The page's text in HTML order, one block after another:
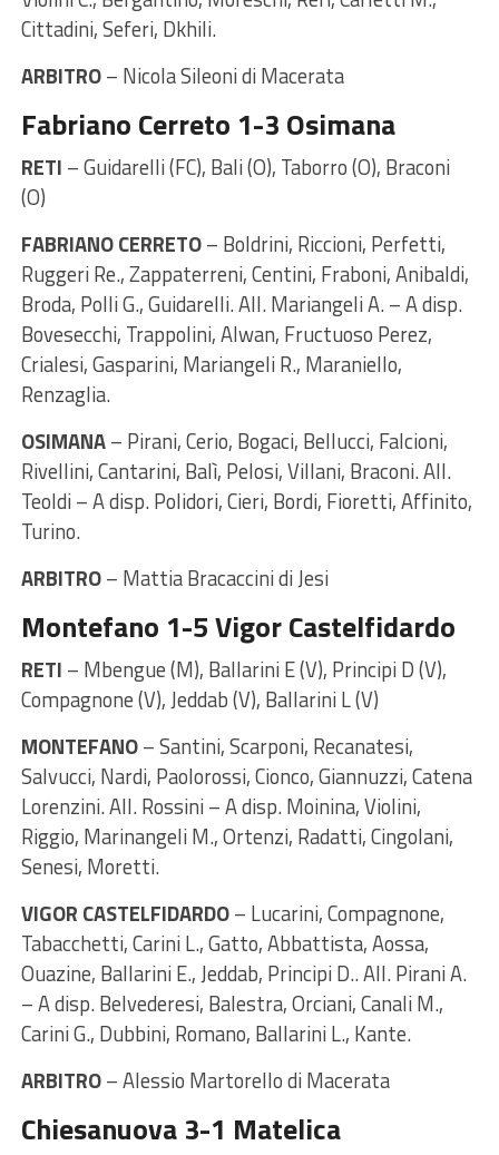
Cittadini, Seferi, Dkhili.
ARBITRO– Nicola Sileoni di Macerata
Fabriano Cerreto 1-3 Osimana
RETI – Guidarelli (FC), Bali (O), Taborro (O), Braconi
(O)
FABRIANO CERRETO– Boldrini, Riccioni, Perfetti,
Ruggeri Re., Zappaterreni, Centini, Fraboni, Anibaldi,
Broda, Polli G., Guidarelli. All. Mariangeli A. – A disp.
Bovesecchi, Trappolini, Alwan, Fructuoso Perez,
Crialesi, Gasparini, Mariangeli R., Maraniello,
Renzaglia.
OSIMANA– Pirani, Cerio, Bogaci, Bellucci, Falcioni,
Rivellini, Cantarini, Balì, Pelosi, Villani, Braconi. All.
Teoldi – A disp. Polidori, Cieri, Bordi, Fioretti, Affinito,
Turino.
ARBITRO– Mattia Bracaccini di Jesi
Montefano 1-5 Vigor Castelfidardo
RETI – Mbengue (M), Ballarini E (V), Principi D (V),
Compagnone (V), Jeddab (V), Ballarini L (V)
MONTEFANO– Santini, Scarponi, Recanatesi,
Salvucci, Nardi, Paolorossi, Cionco, Giannuzzi, Catena
Lorenzini. All. Rossini – A disp. Moinina, Violini,
Riggio, Marinangeli M., Ortenzi, Radatti, Cingolani,
Senesi, Moretti.
VIGOR CASTELFIDARDO– Lucarini, Compagnone,
Tabacchetti, Carini L., Gatto, Abbattista, Aossa,
Ouazine, Ballarini E., Jeddab, Principi D.. All. Pirani A.
– A disp. Belvederesi, Balestra, Orciani, Canali M.,
Carini G., Dubbini, Romano, Ballarini L., Kante.
ARBITRO– Alessio Martorello di Macerata
Chiesanuova 3-1 Matelica